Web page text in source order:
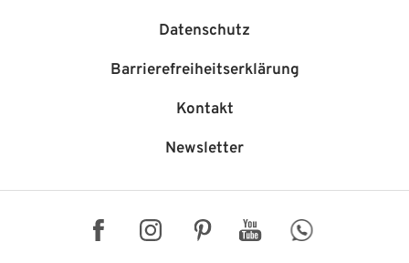
Datenschutz
Barriere­freiheits­erklärung
Kontakt
Newsletter
FacebookInstagramPinterestYouTubeWhatsApp